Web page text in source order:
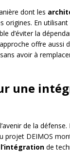
dont les
origines. En
d’éviter la
offre aussi
avoir à
une
de la
projet DEIMOS
de